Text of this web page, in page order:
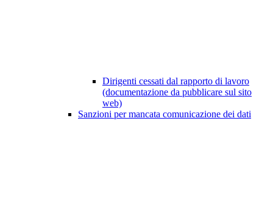
Dirigenti cessati dal rapporto di lavoro
(documentazione da pubblicare sul sito
web)
Sanzioni per mancata comunicazione dei dati